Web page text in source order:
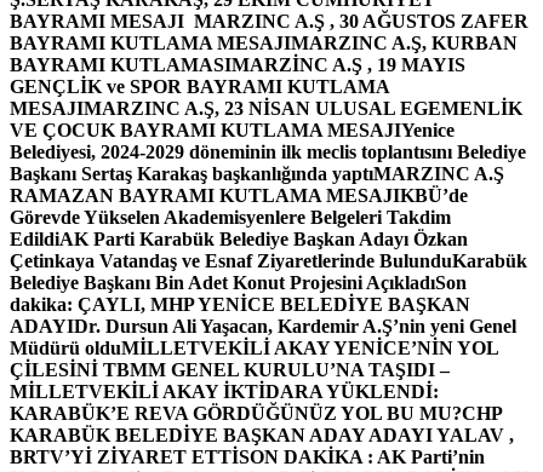
BAYRAMI MESAJI MARZINC A.Ş , 30 AĞUSTOS ZAFER
BAYRAMI KUTLAMA MESAJIMARZINC A.Ş, KURBAN
BAYRAMI KUTLAMASIMARZİNC A.Ş , 19 MAYIS
GENÇLİK ve SPOR BAYRAMI KUTLAMA
MESAJIMARZINC A.Ş, 23 NİSAN ULUSAL EGEMENLİK
VE ÇOCUK BAYRAMI KUTLAMA MESAJIYenice
Belediyesi, 2024-2029 döneminin ilk meclis toplantısını Belediye
Başkanı Sertaş Karakaş başkanlığında yaptıMARZINC A.Ş
RAMAZAN BAYRAMI KUTLAMA MESAJIKBÜ’de
Görevde Yükselen Akademisyenlere Belgeleri Takdim
EdildiAK Parti Karabük Belediye Başkan Adayı Özkan
Çetinkaya Vatandaş ve Esnaf Ziyaretlerinde BulunduKarabük
Belediye Başkanı Bin Adet Konut Projesini AçıkladıSon
dakika: ÇAYLI, MHP YENİCE BELEDİYE BAŞKAN
ADAYIDr. Dursun Ali Yaşacan, Kardemir A.Ş’nin yeni Genel
Müdürü olduMİLLETVEKİLİ AKAY YENİCE’NİN YOL
ÇİLESİNİ TBMM GENEL KURULU’NA TAŞIDI –
MİLLETVEKİLİ AKAY İKTİDARA YÜKLENDİ:
KARABÜK’E REVA GÖRDÜĞÜNÜZ YOL BU MU?CHP
KARABÜK BELEDİYE BAŞKAN ADAY ADAYI YALAV ,
BRTV’Yİ ZİYARET ETTİSON DAKİKA : AK Parti’nin